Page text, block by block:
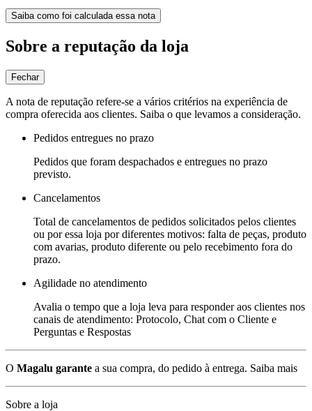
Saiba como foi calculada essa nota
Sobre a reputação da loja
Fechar
A nota de reputação refere-se a vários critérios na experiência de
compra oferecida aos clientes. Saiba o que levamos a consideração.
Pedidos entregues no prazo
Pedidos que foram despachados e entregues no prazo
previsto.
Cancelamentos
Total de cancelamentos de pedidos solicitados pelos clientes
ou por essa loja por diferentes motivos: falta de peças, produto
com avarias, produto diferente ou pelo recebimento fora do
prazo.
Agilidade no atendimento
Avalia o tempo que a loja leva para responder aos clientes nos
canais de atendimento: Protocolo, Chat com o Cliente e
Perguntas e Respostas
O Magalu garante a sua compra, do pedido à entrega. Saiba mais
Sobre a loja